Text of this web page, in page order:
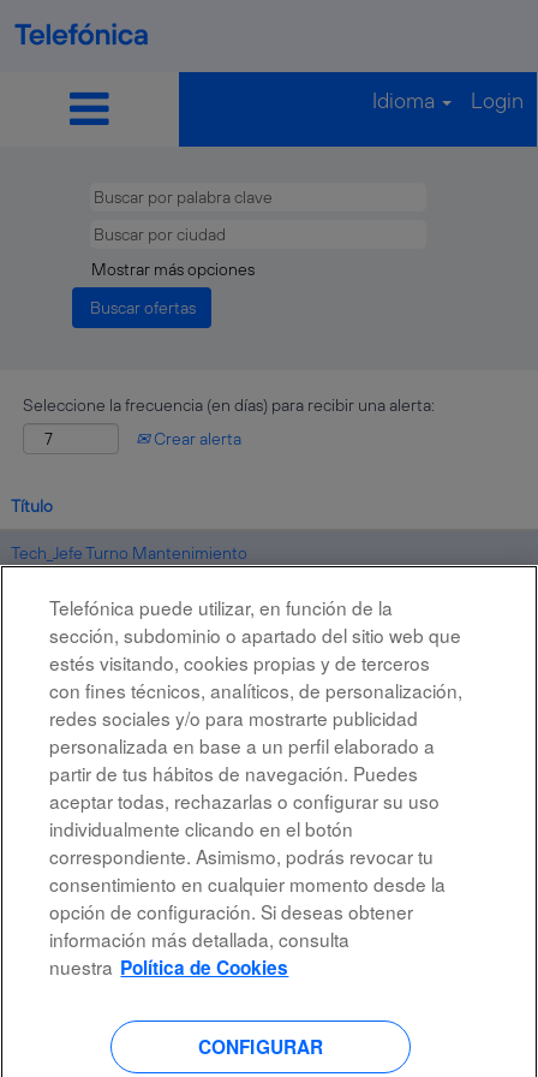
Idioma Login
Mostrar más opciones
Seleccione la frecuencia (en días) para recibir una alerta:
Crear alerta
Título
Tech_Jefe Turno Mantenimiento
13 jul 2026
Resultados
Aviso legal
Accesibilidad
Protección de datos
S
e e
Telefónica puede utilizar, en función de la
sección, subdominio o apartado del sitio web que
estés visitando, cookies propias y de terceros
con fines técnicos, analíticos, de personalización,
redes sociales y/o para mostrarte publicidad
personalizada en base a un perfil elaborado a
partir de tus hábitos de navegación. Puedes
aceptar todas, rechazarlas o configurar su uso
individualmente clicando en el botón
correspondiente. Asimismo, podrás revocar tu
consentimiento en cualquier momento desde la
opción de configuración. Si deseas obtener
información más detallada, consulta
nuestra Política de Cookies
CONFIGURAR